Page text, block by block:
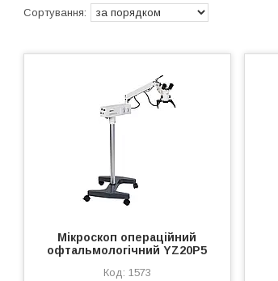
Мікроскоп операційний
офтальмологічний YZ20Р5
1573